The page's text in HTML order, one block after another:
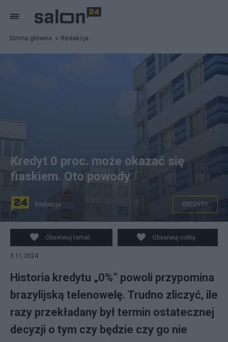
Strona główna Redakcja
Kredyt 0 proc. może okazać się
fiaskiem. Oto powody
Redakcja KREDYTY
Obserwuj temat Obserwuj notkę
3.11.2024
Historia kredytu „0%” powoli przypomina
brazylijską telenowelę. Trudno zliczyć, ile
razy przekładany był termin ostatecznej
decyzji o tym czy będzie czy go nie